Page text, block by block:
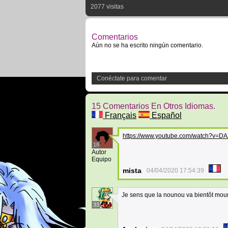
2077 visitas
Comentarios
Aún no se ha escrito ningún comentario.
Conéctate para comentar
15 Comentarios En Otros Idiomas.
Français
Español
18
Autor
Equipo
https://www.youtube.com/
mista 04/04/2020 17:54:39
33
Je sens que la nounou va bientôt